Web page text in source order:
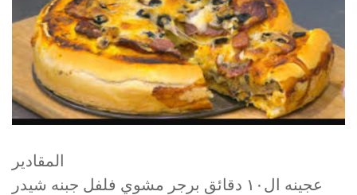
المقادير
عجينه ال١٠ دقائق برجر مشوي فلفل جبنه شيدر